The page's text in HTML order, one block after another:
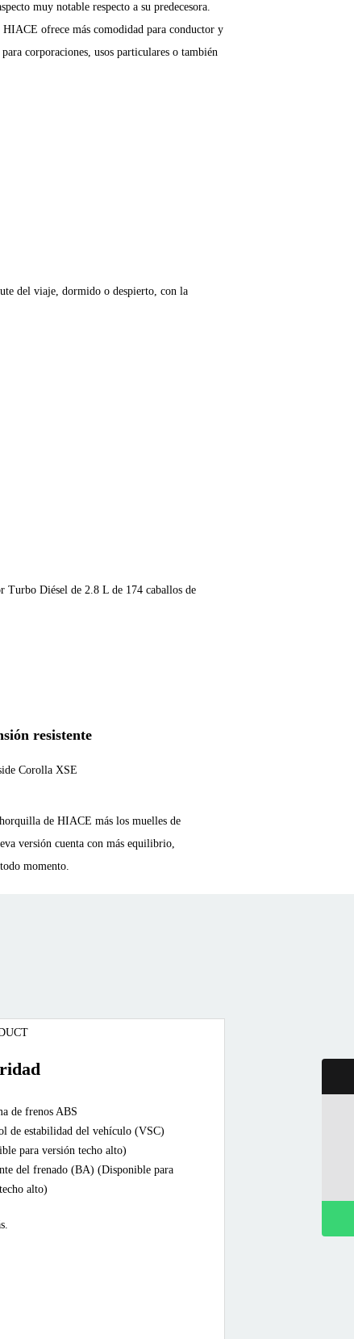
muy notable respecto a su predecesora.
ofrece más comodidad para conductor y
corporaciones, usos particulares o también
del viaje, dormido o despierto, con la
Turbo Diésel de 2.8 L de 174 caballos de
resistente
de HIACE más los muelles de
versión cuenta con más equilibrio,
momento.
de frenos ABS
de estabilidad del vehículo (VSC)
para versión techo alto)
del frenado (BA) (Disponible para
alto)
Assist Control) (Disponible para